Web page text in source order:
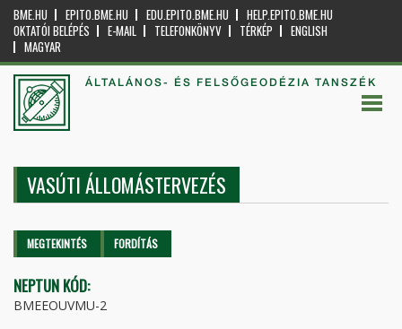
BME.HU EPITO.BME.HU EDU.EPITO.BME.HU
HELP.EPITO.BME.HU
OKTATÓI BELÉPÉS
E-MAIL TELEFONKÖNYV TÉRKÉP
ENGLISH
MAGYAR
ÁLTALÁNOS- ÉS FELSŐGEODÉZIA TANSZÉK
VASÚTI ÁLLOMÁSTERVEZÉS
Elsődleges fülek
MEGTEKINTÉS (AKTÍVFORDÍTÁS
NEPTUN KÓD:
BMEEOUVMU-2